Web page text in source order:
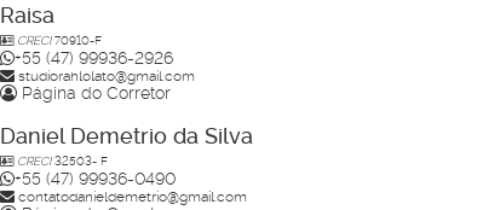
Raisa
CRECI70910-F
+55 (47) 99936-2926
studiorahlolato@gmail.com
Página do Corretor
Daniel Demetrio da Silva
CRECI32503- F
+55 (47) 99936-0490
contatodanieldemetrio@gmail.com